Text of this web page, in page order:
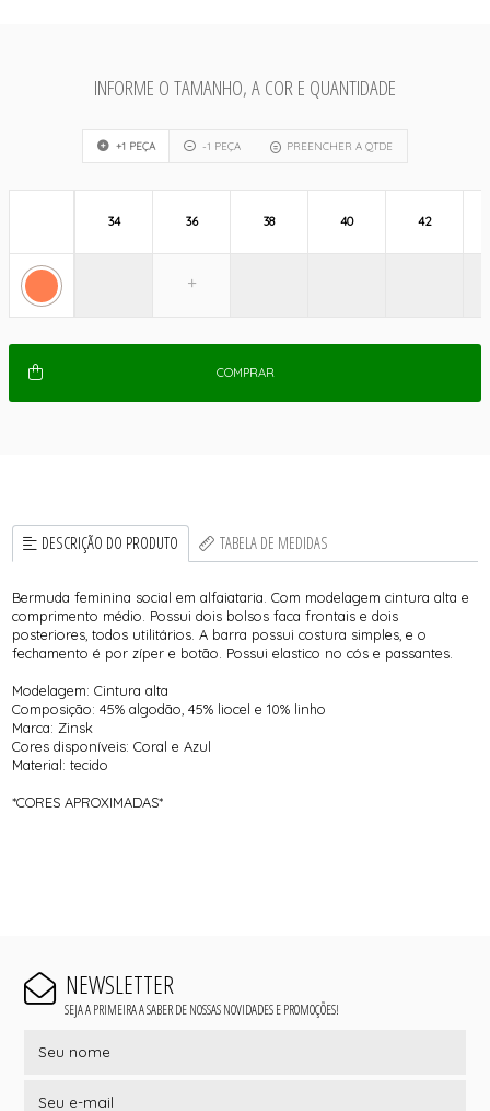
INFORME O TAMANHO, A COR E QUANTIDADE
+1 PEÇA -1 PEÇA PREENCHER A QTDE
34 36 38 40 42
COMPRAR
DESCRIÇÃO DO PRODUTO TABELA DE MEDIDAS
Bermuda feminina social em alfaiataria. Com modelagem cintura alta e
comprimento médio. Possui dois bolsos faca frontais e dois
posteriores, todos utilitários. A barra possui costura simples, e o
fechamento é por zíper e botão. Possui elastico no cós e passantes.
Modelagem: Cintura alta
Composição: 45% algodão, 45% liocel e 10% linho
Marca: Zinsk
Cores disponíveis: Coral e Azul
Material: tecido
*CORES APROXIMADAS*
NEWSLETTER
SEJA A PRIMEIRA A SABER DE NOSSAS NOVIDADES E PROMOÇÕES!